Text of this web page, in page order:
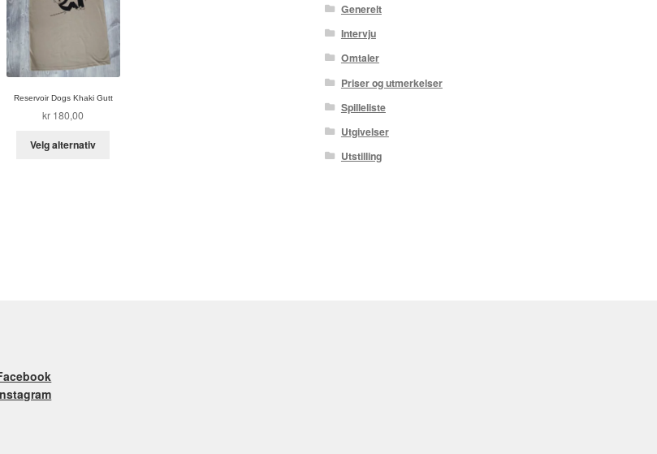
Reservoir Dogs Khaki Gutt
kr 180,00
Velg alternativ
Generelt
Intervju
Omtaler
Priser og utmerkelser
Spilleliste
Utgivelser
Utstilling